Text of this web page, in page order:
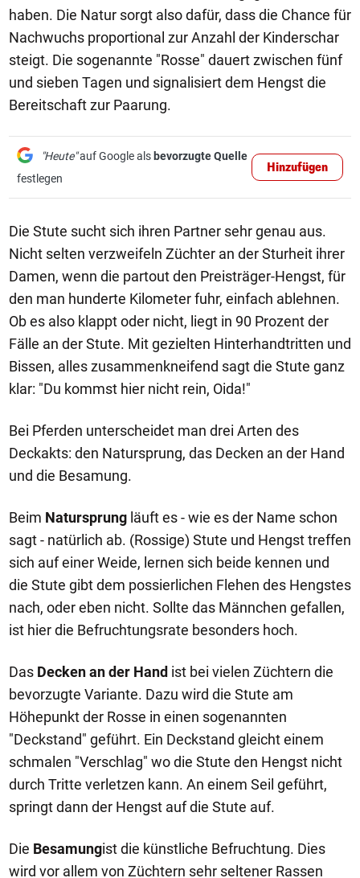
haben. Die Natur sorgt also dafür, dass die Chance für
Nachwuchs proportional zur Anzahl der Kinderschar
steigt. Die sogenannte "Rosse" dauert zwischen fünf
und sieben Tagen und signalisiert dem Hengst die
Bereitschaft zur Paarung.
"Heute"auf Google als bevorzugte Quelle
festlegen
Hinzufügen
Die Stute sucht sich ihren Partner sehr genau aus.
Nicht selten verzweifeln Züchter an der Sturheit ihrer
Damen, wenn die partout den Preisträger-Hengst, für
den man hunderte Kilometer fuhr, einfach ablehnen.
Ob es also klappt oder nicht, liegt in 90 Prozent der
Fälle an der Stute. Mit gezielten Hinterhandtritten und
Bissen, alles zusammenkneifend sagt die Stute ganz
klar: "Du kommst hier nicht rein, Oida!"
Bei Pferden unterscheidet man drei Arten des
Deckakts: den Natursprung, das Decken an der Hand
und die Besamung.
Beim Natursprung läuft es - wie es der Name schon
sagt - natürlich ab. (Rossige) Stute und Hengst treffen
sich auf einer Weide, lernen sich beide kennen und
die Stute gibt dem possierlichen Flehen des Hengstes
nach, oder eben nicht. Sollte das Männchen gefallen,
ist hier die Befruchtungsrate besonders hoch.
Das Decken an der Hand ist bei vielen Züchtern die
bevorzugte Variante. Dazu wird die Stute am
Höhepunkt der Rosse in einen sogenannten
"Deckstand" geführt. Ein Deckstand gleicht einem
schmalen "Verschlag" wo die Stute den Hengst nicht
durch Tritte verletzen kann. An einem Seil geführt,
springt dann der Hengst auf die Stute auf.
Die Besamungist die künstliche Befruchtung. Dies
wird vor allem von Züchtern sehr seltener Rassen